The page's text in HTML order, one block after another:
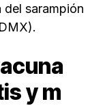
del sarampión
y m